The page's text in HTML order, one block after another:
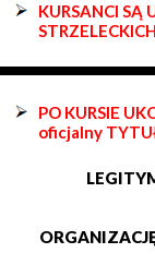
KURSANCI SĄ
PO KURSIE
oficjalny